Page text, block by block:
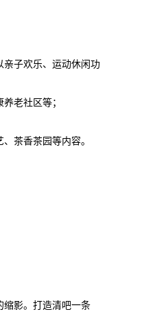
亲子欢乐、运动休闲功
老社区等；
茶香茶园等内容。
缩影。打造清吧一条